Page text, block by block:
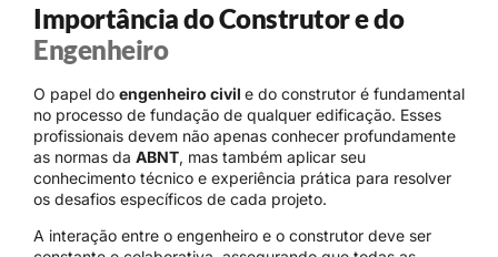
Importância do Construtor e do
Engenheiro
O papel do engenheiro civil e do construtor é fundamental
no processo de fundação de qualquer edificação. Esses
profissionais devem não apenas conhecer profundamente
as normas da ABNT, mas também aplicar seu
conhecimento técnico e experiência prática para resolver
os desafios específicos de cada projeto.
A interação entre o engenheiro e o construtor deve ser